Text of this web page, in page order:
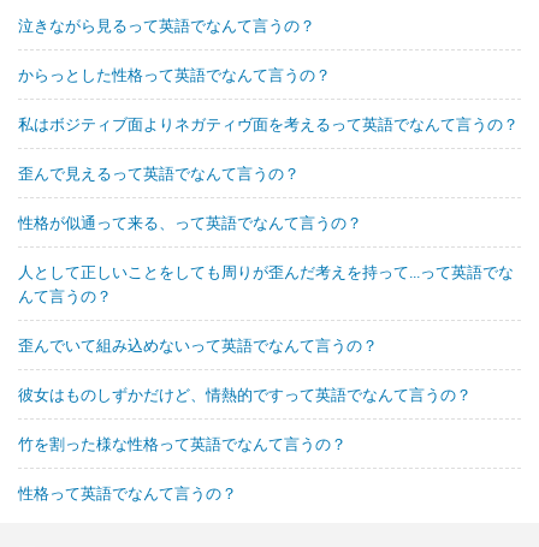
泣きながら見るって英語でなんて言うの？
からっとした性格って英語でなんて言うの？
私はボジティブ面よりネガティヴ面を考えるって英語でなんて言うの？
歪んで見えるって英語でなんて言うの？
性格が似通って来る、って英語でなんて言うの？
人として正しいことをしても周りが歪んだ考えを持って...って英語でな
んて言うの？
歪んでいて組み込めないって英語でなんて言うの？
彼女はものしずかだけど、情熱的ですって英語でなんて言うの？
竹を割った様な性格って英語でなんて言うの？
性格って英語でなんて言うの？